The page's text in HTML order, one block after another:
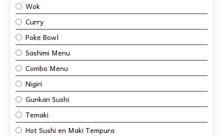
Wok
Curry
Poke Bowl
Sashimi Menu
Combo Menu
Nigiri
Gunkan Sushi
Temaki
Hot Sushi en Maki Tempura